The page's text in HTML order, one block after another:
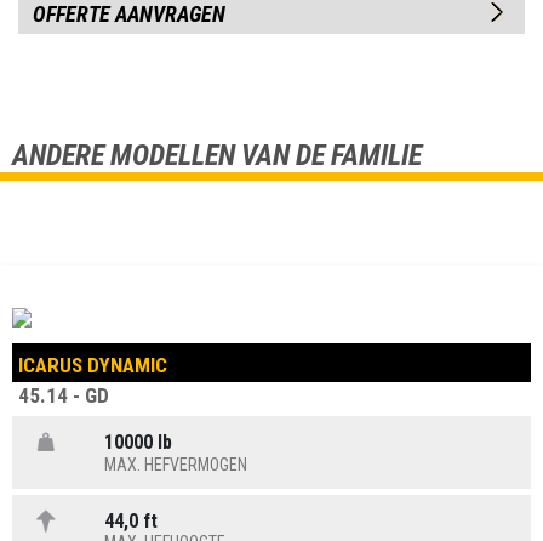
OFFERTE AANVRAGEN
ANDERE MODELLEN VAN DE FAMILIE
ICARUS DYNAMIC
45.14 - GD
10000 lb
MAX. HEFVERMOGEN
44,0 ft